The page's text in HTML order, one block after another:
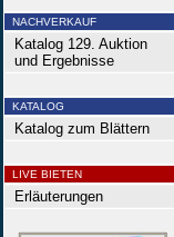
NACHVERKAUF
Katalog 129. Auktion
und Ergebnisse
KATALOG
Katalog zum Blättern
LIVE BIETEN
Erläuterungen